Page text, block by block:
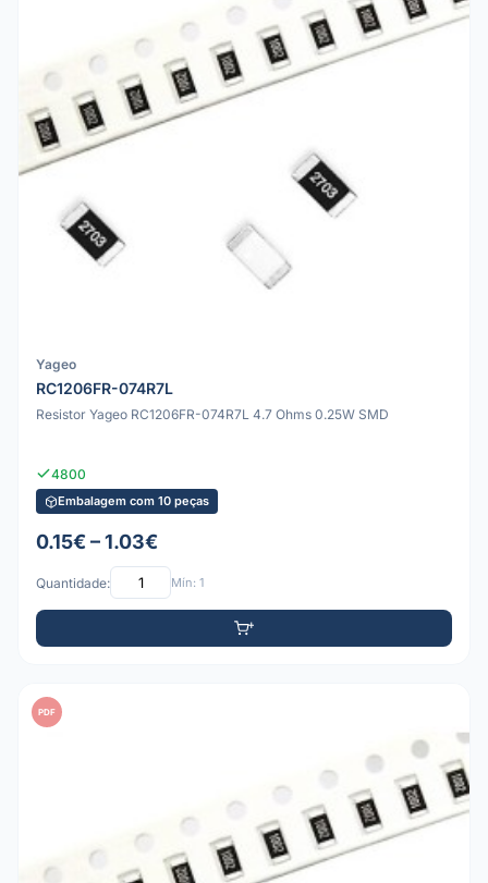
Yageo
RC1206FR-074R7L
Resistor Yageo RC1206FR-074R7L 4.7 Ohms 0.25W SMD
4800
Embalagem com 10 peças
0.15€ – 1.03€
Quantidade: Mín: 1
PDF